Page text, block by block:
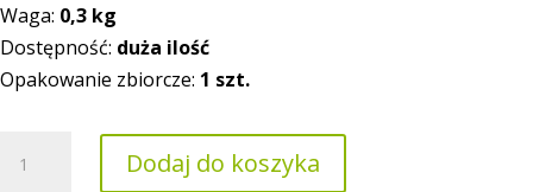
Waga: 0,3 kg
Dostępność: duża ilość
Opakowanie zbiorcze: 1 szt.
Sekcja
Dodaj do koszyka